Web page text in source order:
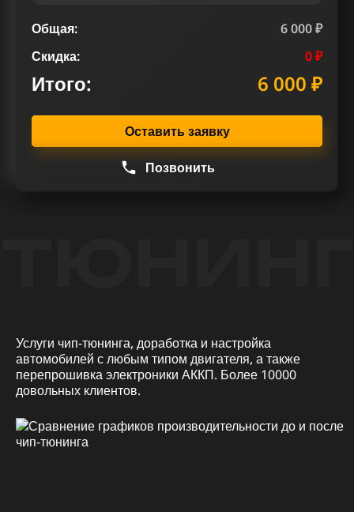
Общая:
6 000 ₽
Скидка:
0 ₽
Итого: 6 000 ₽
Оставить заявку
Позвонить
Услуги чип-тюнинга, доработка и настройка
автомобилей с любым типом двигателя, а также
перепрошивка электроники АККП. Более 10000
довольных клиентов.